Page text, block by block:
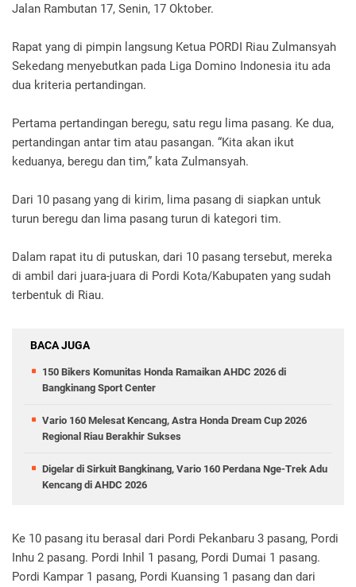
Jalan Rambutan 17, Senin, 17 Oktober.
Rapat yang di pimpin langsung Ketua PORDI Riau Zulmansyah
Sekedang menyebutkan pada Liga Domino Indonesia itu ada
dua kriteria pertandingan.
Pertama pertandingan beregu, satu regu lima pasang. Ke dua,
pertandingan antar tim atau pasangan. “Kita akan ikut
keduanya, beregu dan tim,” kata Zulmansyah.
Dari 10 pasang yang di kirim, lima pasang di siapkan untuk
turun beregu dan lima pasang turun di kategori tim.
Dalam rapat itu di putuskan, dari 10 pasang tersebut, mereka
di ambil dari juara-juara di Pordi Kota/Kabupaten yang sudah
terbentuk di Riau.
BACA JUGA
150 Bikers Komunitas Honda Ramaikan AHDC 2026 di
Bangkinang Sport Center
Vario 160 Melesat Kencang, Astra Honda Dream Cup 2026
Regional Riau Berakhir Sukses
Digelar di Sirkuit Bangkinang, Vario 160 Perdana Nge-Trek Adu
Kencang di AHDC 2026
Ke 10 pasang itu berasal dari Pordi Pekanbaru 3 pasang, Pordi
Inhu 2 pasang. Pordi Inhil 1 pasang, Pordi Dumai 1 pasang.
Pordi Kampar 1 pasang, Pordi Kuansing 1 pasang dan dari